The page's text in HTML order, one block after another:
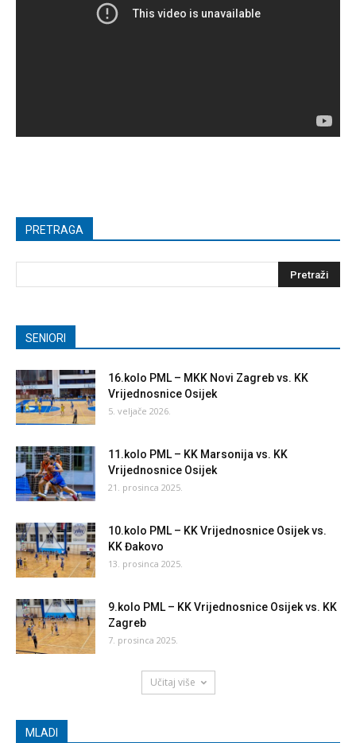
PRETRAGA
SENIORI
16.kolo PML – MKK Novi Zagreb vs. KK
Vrijednosnice Osijek
5. veljače 2026.
11.kolo PML – KK Marsonija vs. KK
Vrijednosnice Osijek
21. prosinca 2025.
10.kolo PML – KK Vrijednosnice Osijek vs.
KK Đakovo
13. prosinca 2025.
9.kolo PML – KK Vrijednosnice Osijek vs. KK
Zagreb
7. prosinca 2025.
Učitaj više
MLADI